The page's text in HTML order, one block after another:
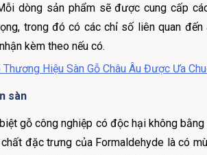
dòng sản phẩm sẽ được cung cấp
trong đó có các chỉ số liên quan
kèm theo nếu có.
Thương Hiệu Sàn Gỗ Châu Âu Được Ưa
sàn
gỗ công nghiệp có độc hại không
đặc trưng của Formaldehyde là có